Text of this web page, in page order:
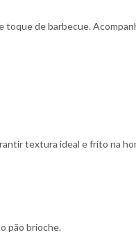
toque de barbecue.
textura ideal e frito na
pão brioche.